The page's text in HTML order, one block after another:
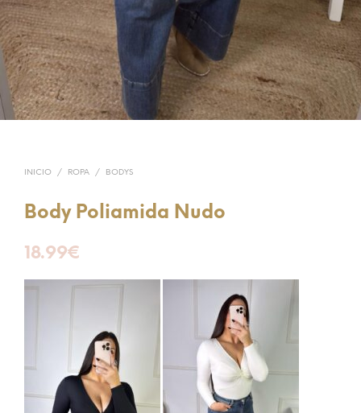
INICIO / ROPA / BODYS
Body Poliamida Nudo
18.99€